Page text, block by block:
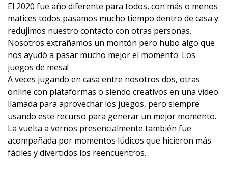
El 2020 fue año diferente para todos, con más o menos
matices todos pasamos mucho tiempo dentro de casa y
redujimos nuestro contacto con otras personas.
Nosotros extrañamos un montón pero hubo algo que
nos ayudó a pasar mucho mejor el momento: Los
juegos de mesa!
A veces jugando en casa entre nosotros dos, otras
online con plataformas o siendo creativos en una video
llamada para aprovechar los juegos, pero siempre
usando este recurso para generar un mejor momento.
La vuelta a vernos presencialmente también fue
acompañada por momentos lúdicos que hicieron más
fáciles y divertidos los reencuentros.